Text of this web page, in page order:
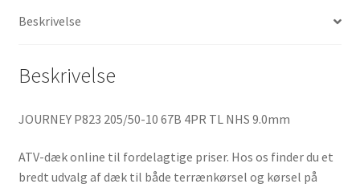
o
r
p
Beskrivelse
Beskrivelse
JOURNEY P823 205/50-10 67B 4PR TL NHS 9.0mm
ATV-dæk online til fordelagtige priser. Hos os finder du et
bredt udvalg af dæk til både terrænkørsel og kørsel på